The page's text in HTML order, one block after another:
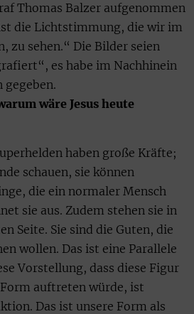
Thomas Balzer aufgenommen
die Lichtstimmung, die wir im
zu sehen.“ Die Bilder seien
es habe im Nachhinein
gegeben.
wäre Jesus heute
haben große Kräfte;
schauen, sie können
die ein normaler Mensch
sie aus. Zudem stehen sie in
Seite. Sie sind die Guten, die
wollen. Das ist eine Parallele
Vorstellung, dass diese Figur
auftreten würde, ist
Das ist unsere Form als